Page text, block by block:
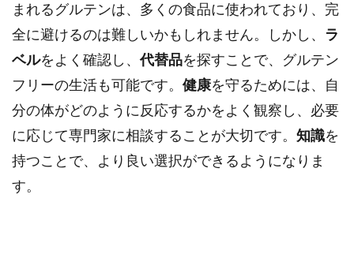
まれるグルテンは、多くの食品に使われており、完
全に避けるのは難しいかもしれません。しかし、 ラ
ベルをよく確認し、代替品を探すことで、グルテン
フリーの生活も可能です。 健康を守るためには、自
分の体がどのように反応するかをよく観察し、必要
に応じて専門家に相談することが大切です。 知識を
持つことで、より良い選択ができるようになりま
す。